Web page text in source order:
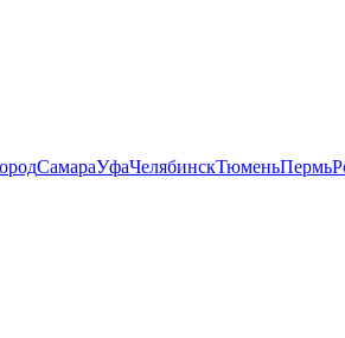
СамараУфаЧелябинскТюменьПермь